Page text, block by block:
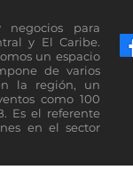
para
y El Caribe.
un espacio
de varios
la región, un
como 100
Es el referente
en el sector